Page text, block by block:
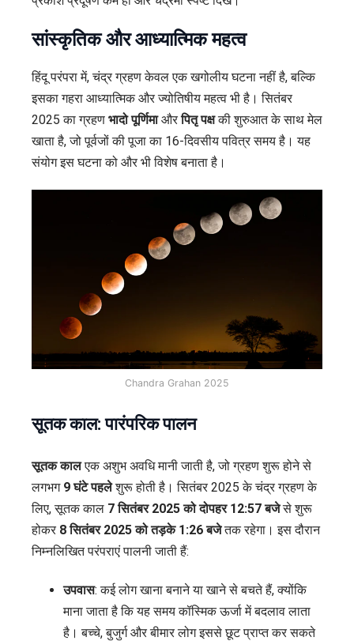
सांस्कृतिक और आध्यात्मिक महत्व
हिंदू परंपरा में, चंद्र ग्रहण केवल एक खगोलीय घटना नहीं है, बल्कि
इसका गहरा आध्यात्मिक और ज्योतिषीय महत्व भी है। सितंबर
2025 का ग्रहण भादो पूर्णिमाऔरपितृ पक्षकी शुरुआत के साथ मेल
खाता है, जो पूर्वजों की पूजा का 16-दिवसीय पवित्र समय है। यह
संयोग इस घटना को और भी विशेष बनाता है।
Chandra Grahan 2025
सूतक काल: पारंपरिक पालन
सूतक कालएक अशुभ अवधि मानी जाती है, जो ग्रहण शुरू होने से
लगभग 9 घंटे पहलेशुरू होती है। सितंबर 2025 के चंद्र ग्रहण के
लिए, सूतक काल 7 सितंबर 2025 को दोपहर 12:57 बजेसे शुरू
होकर 8 सितंबर 2025 को तड़के 1:26 बजेतक रहेगा। इस दौरान
निम्नलिखित परंपराएं पालनी जाती हैं:
उपवास: कई लोग खाना बनाने या खाने से बचते हैं, क्योंकि
माना जाता है कि यह समय कॉस्मिक ऊर्जा में बदलाव लाता
है। बच्चे, बुजुर्ग और बीमार लोग इससे छूट प्राप्त कर सकते